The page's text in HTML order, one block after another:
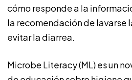
cómo responde a la
la recomendación de lavarse
evitar la diarrea.
Microbe Literacy (ML) es un